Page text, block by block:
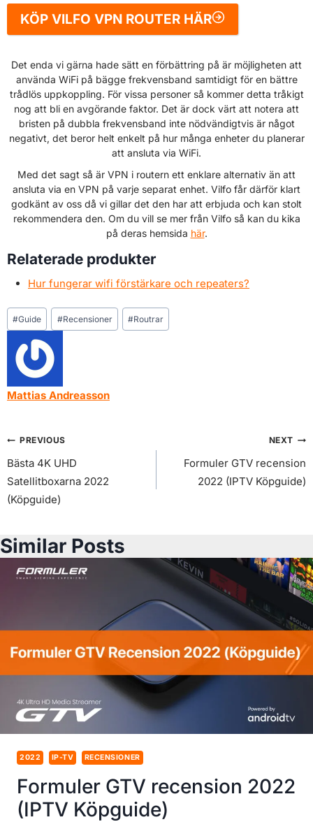
KÖP VILFO VPN ROUTER HÄR
Det enda vi gärna hade sätt en förbättring på är möjligheten att
använda WiFi på bägge frekvensband samtidigt för en bättre
trådlös uppkoppling. För vissa personer så kommer detta tråkigt
nog att bli en avgörande faktor. Det är dock värt att notera att
bristen på dubbla frekvensband inte nödvändigtvis är något
negativt, det beror helt enkelt på hur många enheter du planerar
att ansluta via WiFi.
Med det sagt så är VPN i routern ett enklare alternativ än att
ansluta via en VPN på varje separat enhet. Vilfo får därför klart
godkänt av oss då vi gillar det den har att erbjuda och kan stolt
rekommendera den. Om du vill se mer från Vilfo så kan du kika
på deras hemsida här.
Relaterade produkter
Hur fungerar wifi förstärkare och repeaters?
Post
Tags:
#Guide #Recensioner #Routrar
Mattias Andreasson
Inläggsnavigering
PREVIOUS
Bästa 4K UHD
Satellitboxarna 2022
(Köpguide)
NEXT
Formuler GTV recension
2022 (IPTV Köpguide)
Similar Posts
2022 IP-TV RECENSIONER
Formuler GTV recension 2022
(IPTV Köpguide)